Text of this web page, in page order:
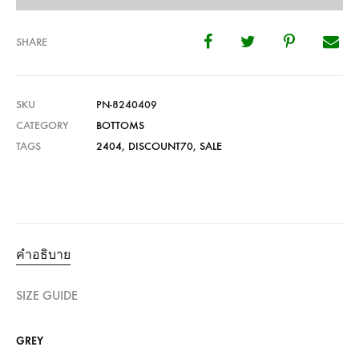
SHARE
SKU
PN-8240409
CATEGORY
BOTTOMS
TAGS
2404, DISCOUNT70, SALE
คำอธิบาย
SIZE GUIDE
GREY